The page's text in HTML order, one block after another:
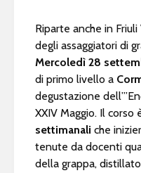
Riparte anche in
degli assaggiatori di
Mercoledì 28
di primo livello a
degustazione
XXIV Maggio. Il corso
settimanali che
tenute da docenti
della grappa,